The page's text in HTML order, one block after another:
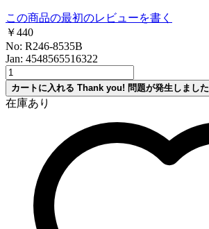
この商品の最初のレビューを書く
￥440
No: R246-8535B
Jan: 4548565516322
カートに入れる Thank you! 問題が発生しました
在庫あり